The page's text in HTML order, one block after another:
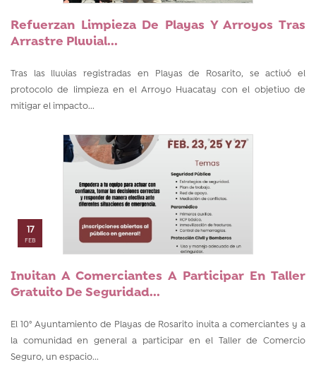
Refuerzan Limpieza De Playas Y Arroyos Tras
Arrastre Pluvial...
Tras las lluvias registradas en Playas de Rosarito, se activó el
protocolo de limpieza en el Arroyo Huacatay con el objetivo de
mitigar el impacto...
17
FEB
Invitan A Comerciantes A Participar En Taller
Gratuito De Seguridad...
El 10° Ayuntamiento de Playas de Rosarito invita a comerciantes y a
la comunidad en general a participar en el Taller de Comercio
Seguro, un espacio...